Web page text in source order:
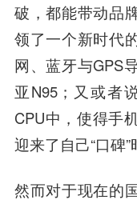
破，都能带动品
领了一个新时代
网、蓝牙与GPS
亚N95；又或者
CPU中，使得手
迎来了自己“口碑”
然而对于现在的